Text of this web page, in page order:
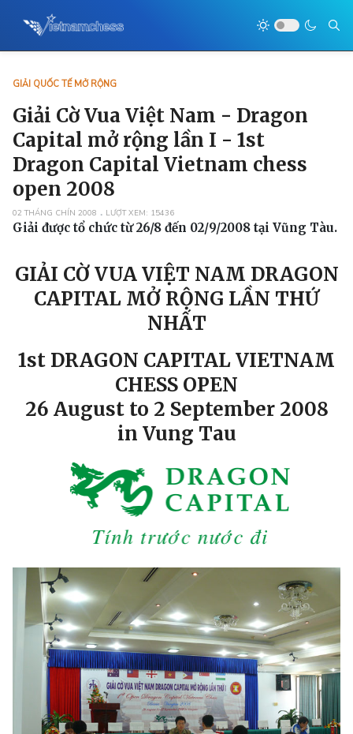
GIẢI QUỐC TẾ MỞ RỘNG
Giải Cờ Vua Việt Nam - Dragon
Capital mở rộng lần I - 1st
Dragon Capital Vietnam chess
open 2008
02 THÁNG CHÍN 2008 LƯỢT XEM: 15436
Giải được tổ chức từ 26/8 đến 02/9/2008 tại Vũng Tàu.
GIẢI CỜ VUA VIỆT NAM DRAGON
CAPITAL MỞ RỘNG LẦN THỨ
NHẤT
1st DRAGON CAPITAL VIETNAM
CHESS OPEN
26 August to 2 September 2008
in Vung Tau